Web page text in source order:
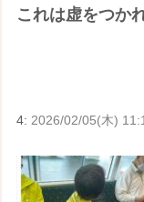
これは虚をつか
4:2026/02/05(木)